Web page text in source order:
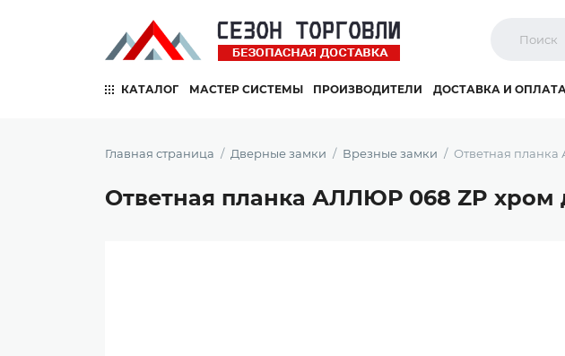
КАТАЛОГ МАСТЕР СИСТЕМЫ ПРОИЗВОДИТЕЛИ ДОСТАВКА И
Главная страница Дверные замки Врезные замки Ответная
Ответная планка АЛЛЮР 068 ZP хром